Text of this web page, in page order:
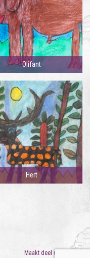
Olifant
Hert
Maakt deel uit van